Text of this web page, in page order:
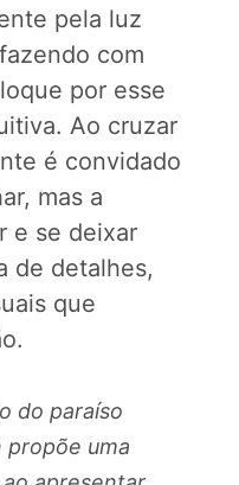
pela luz
com
por esse
Ao cruzar
é convidado
mas a
e se deixar
de detalhes,
que
do paraíso
propõe uma